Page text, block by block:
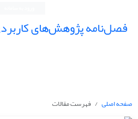
فصل‌نامه پژوهش‌های
صفحه اصلی فهرست مقالات